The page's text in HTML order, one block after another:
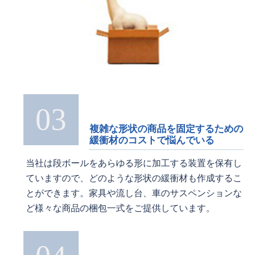
03
複雑な形状の商品を固定するための
緩衝材のコストで悩んでいる
当社は段ボールをあらゆる形に加工する装置を保有し
ていますので、どのような形状の緩衝材も作成するこ
とができます。家具や流し台、車のサスペンションな
ど様々な商品の梱包一式をご提供しています。